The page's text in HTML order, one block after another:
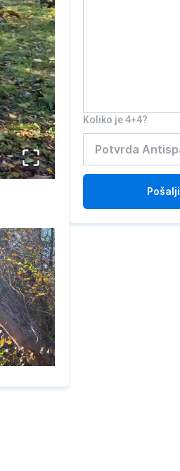
Koliko je 4+4?
Pošalji